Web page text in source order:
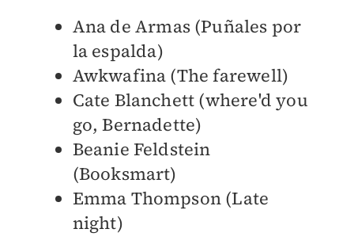
Ana de Armas (Puñales por
la espalda)
Awkwafina (The farewell)
Cate Blanchett (where'd you
go, Bernadette)
Beanie Feldstein
(Booksmart)
Emma Thompson (Late
night)